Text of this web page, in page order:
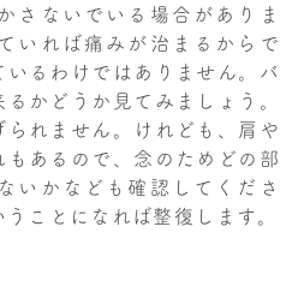
さないでいる場合がありま
いれば痛みが治まるからで
るわけではありません。バ
かどうか見てみましょう。
れません。けれども、肩や
あるので、念のためどの部
いかなども確認してくださ
ことになれば整復します。